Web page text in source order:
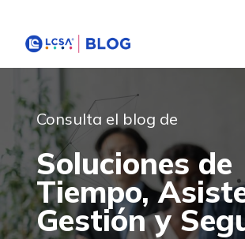
Consulta el blog de
Soluciones de
Tiempo,
Gestión y